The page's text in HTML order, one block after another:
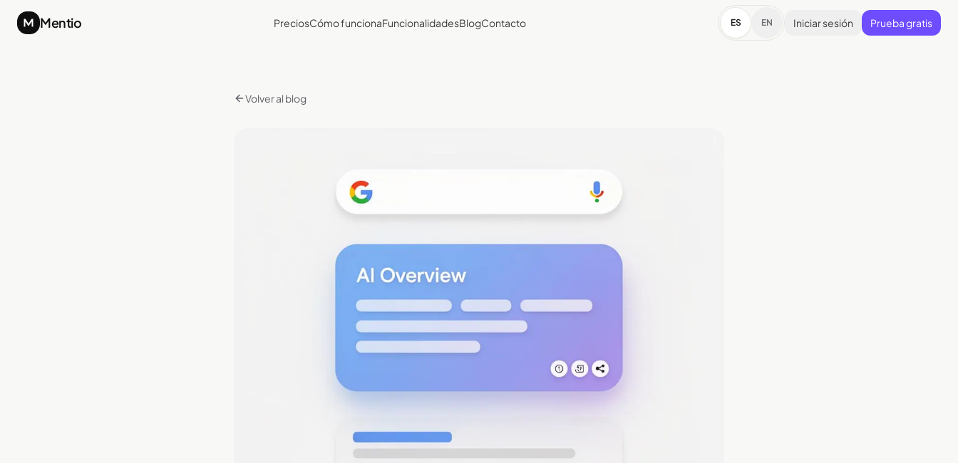
Mentio PreciosCómo funcionaFuncionalidadesBlogContacto ES EN Iniciar sesión Prueba gratis
Volver al blog